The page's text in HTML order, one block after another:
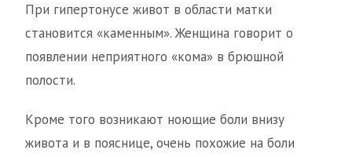
При гипертонусе живот в области матки
становится «каменным». Женщина говорит о
появлении неприятного «кома» в брюшной
полости.
Кроме того возникают ноющие боли внизу
живота и в пояснице, очень похожие на боли